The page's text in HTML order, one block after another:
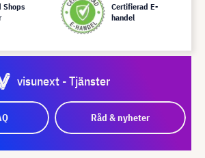
Shops
Certifierad E-
handel
visunext - Tjänster
Råd & nyheter